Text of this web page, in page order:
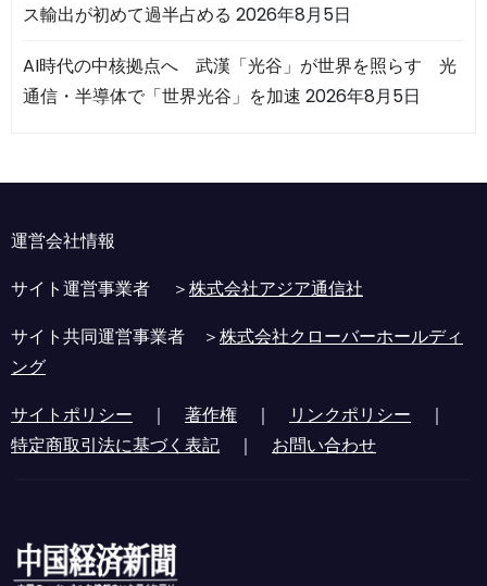
ス輸出が初めて過半占める 2026年8月5日
AI時代の中核拠点へ 武漢「光谷」が世界を照らす 光
通信・半導体で「世界光谷」を加速 2026年8月5日
運営会社情報
サイト運営事業者 ＞株式会社アジア通信社
サイト共同運営事業者 ＞株式会社クローバーホールディ
ング
サイトポリシー ｜ 著作権 ｜ リンクポリシー ｜
特定商取引法に基づく表記 ｜ お問い合わせ